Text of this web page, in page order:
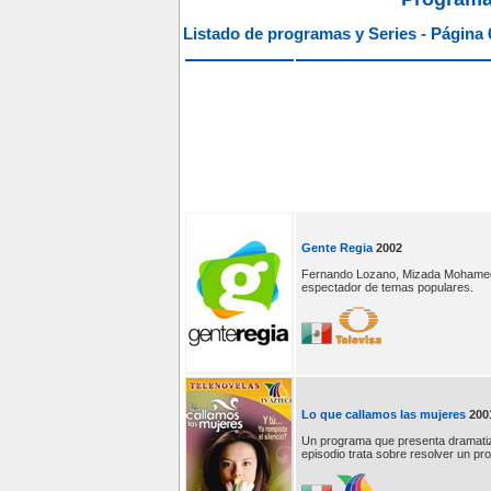
Listado de programas y Series - Página
Gente Regia 2002
Fernando Lozano, Mizada
espectador de temas populares.
Lo que callamos las mujeres
Un programa que presenta
episodio trata sobre resolver un